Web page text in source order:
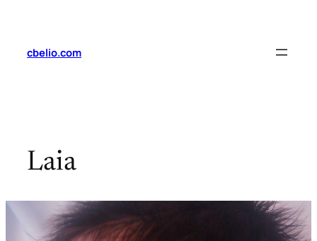
contenido
cbelio.com
Laia